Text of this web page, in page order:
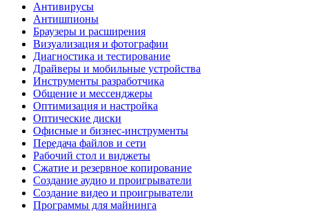
Антивирусы
Антишпионы
Браузеры и расширения
Визуализация и фотографии
Диагностика и тестирование
Драйверы и мобильные устройства
Инструменты разработчика
Общение и мессенджеры
Оптимизация и настройка
Оптические диски
Офисные и бизнес-инструменты
Передача файлов и сети
Рабочий стол и виджеты
Сжатие и резервное копирование
Создание аудио и проигрыватели
Создание видео и проигрыватели
Программы для майнинга